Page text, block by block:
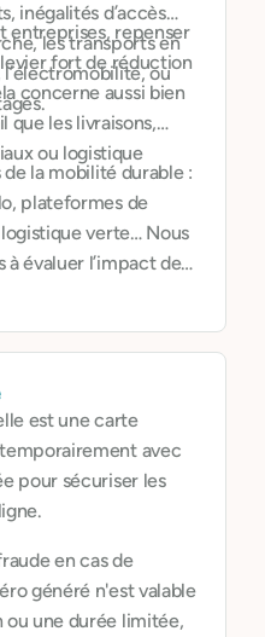
inégalités d’accès…
les transports en
ou
entreprises, repenser
fort de réduction
concerne aussi bien
que les livraisons,
ou logistique
la mobilité durable :
plateformes de
verte… Nous
évaluer l’impact de
inclure la mobilité
responsables.
est une carte
avec
pour sécuriser les
en cas de
généré n'est valable
une durée limitée,